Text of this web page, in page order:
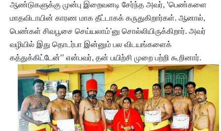
ஆண்டுகளுக்கு முன்பு இறைவனடி சேர்ந்த அவர், ‘பெண்களை
மாதவிடாயின் காரண மாக தீட்டாகக் கருதுகிறார்கள். ஆனால்,
பெண்கள் சிவபூசை செய்யலாம்’னு சொல்லியிருக்கிறார். அவர்
வழியில் இது தொடர்பா இன்னும் பல விடயங்களைக்
கத்துக்கிட்டேன்’’ என்பவர், தன் பயிற்சி முறை பற்றி கூறினார்.